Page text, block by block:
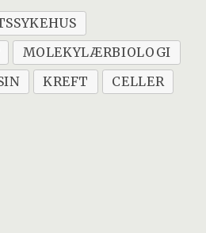
MOLEKYLÆRBIOLOGI
KREFT
CELLER